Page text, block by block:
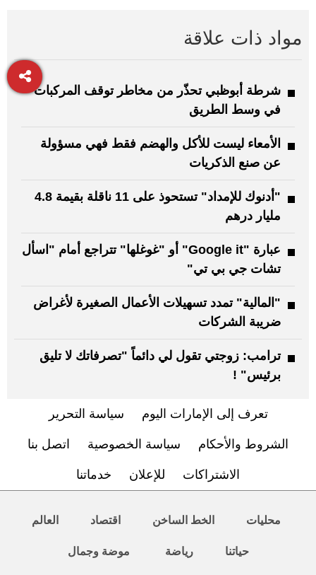
مواد ذات علاقة
شرطة أبوظبي تحذّر من مخاطر توقف المركبات
في وسط الطريق
الأمعاء ليست للأكل والهضم فقط فهي مسؤولة
عن صنع الذكريات
"أدنوك للإمداد" تستحوذ على 11 ناقلة بقيمة 4.8
مليار درهم
عبارة "Google it" أو "غوغلها" تتراجع أمام "اسأل
تشات جي بي تي"
"المالية" تمدد تسهيلات الأعمال الصغيرة لأغراض
ضريبة الشركات
ترامب: زوجتي تقول لي دائماً "تصرفاتك لا تليق
برئيس" !
تعرف إلى الإمارات اليوم سياسة التحرير
الشروط والأحكام سياسة الخصوصية اتصل بنا
الاشتراكات للإعلان خدماتنا
محليات الخط الساخن اقتصاد العالم
حياتنا رياضة موضة وجمال